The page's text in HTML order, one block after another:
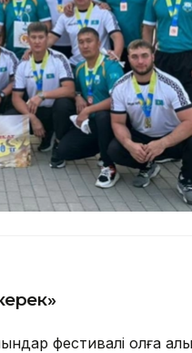
фестивалі қолға